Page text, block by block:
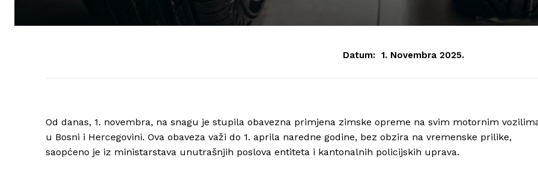
Datum: 1. Novembra 2025.
Od danas, 1. novembra, na snagu je stupila obavezna primjena zimske opreme na svim motornim
u Bosni i Hercegovini. Ova obaveza važi do 1. aprila naredne godine, bez obzira na vremenske prilike,
saopćeno je iz ministarstava unutrašnjih poslova entiteta i kantonalnih policijskih uprava.